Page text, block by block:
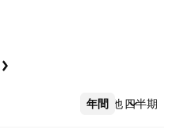
年間 四半期
その他